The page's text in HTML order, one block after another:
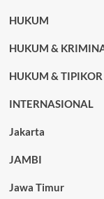
HUKUM
HUKUM &
HUKUM & TIPIKOR
INTERNASIONAL
Jakarta
JAMBI
Jawa Timur